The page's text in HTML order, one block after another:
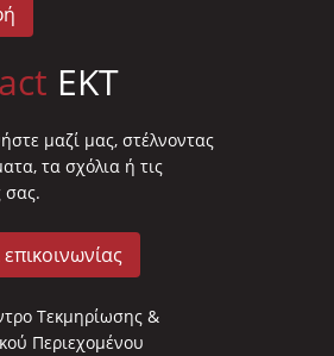
EKT
μαζί μας, στέλνοντας
τα σχόλια ή τις
σας.
Τεκμηρίωσης &
Περιεχομένου